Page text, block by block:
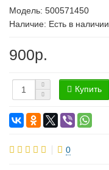
Модель: 500571450
Наличие: Есть в наличии
900р.
Купить
0